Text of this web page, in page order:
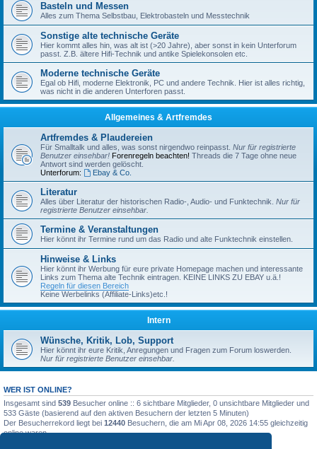
Basteln und Messen
Alles zum Thema Selbstbau, Elektrobasteln und Messtechnik
Sonstige alte technische Geräte
Hier kommt alles hin, was alt ist (>20 Jahre), aber sonst in kein Unterforum
passt. Z.B. ältere Hifi-Technik und antike Spielekonsolen etc.
Moderne technische Geräte
Egal ob Hifi, moderne Elektronik, PC und andere Technik. Hier ist alles richtig,
was nicht in die anderen Unterforen passt.
Allgemeines & Artfremdes
Artfremdes & Plaudereien
Für Smalltalk und alles, was sonst nirgendwo reinpasst. Nur für registrierte
Benutzer einsehbar! Forenregeln beachten! Threads die 7 Tage ohne neue
Antwort sind werden gelöscht.
Unterforum:
Ebay & Co.
Literatur
Alles über Literatur der historischen Radio-, Audio- und Funktechnik. Nur für
registrierte Benutzer einsehbar.
Termine & Veranstaltungen
Hier könnt ihr Termine rund um das Radio und alte Funktechnik einstellen.
Hinweise & Links
Hier könnt ihr Werbung für eure private Homepage machen und interessante
Links zum Thema alte Technik eintragen. KEINE LINKS ZU EBAY u.ä.!
Regeln für diesen Bereich
Keine Werbelinks (Affiliate-Links)etc.!
Intern
Wünsche, Kritik, Lob, Support
Hier könnt ihr eure Kritik, Anregungen und Fragen zum Forum loswerden.
Nur für registrierte Benutzer einsehbar.
WER IST ONLINE?
Insgesamt sind 539 Besucher online :: 6 sichtbare Mitglieder, 0 unsichtbare Mitglieder und
533 Gäste (basierend auf den aktiven Besuchern der letzten 5 Minuten)
Der Besucherrekord liegt bei 12440 Besuchern, die am Mi Apr 08, 2026 14:55 gleichzeitig
online waren.